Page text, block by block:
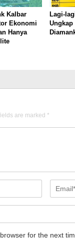
Kalbar
Ekonomi
Hanya
Lagi-
Ungkap
are marked *
for the next